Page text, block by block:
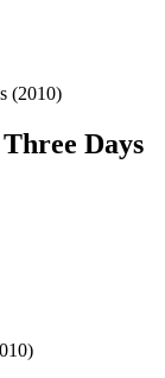
(2010)
Days